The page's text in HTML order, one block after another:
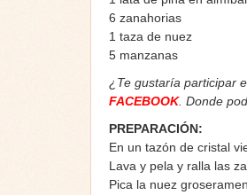
6 zanahorias
1 taza de nuez
5 manzanas
¿Te gustaría participar
FACEBOOK. Donde
PREPARACIÓN:
En un tazón de cristal
Lava y pela y ralla las
Pica la nuez